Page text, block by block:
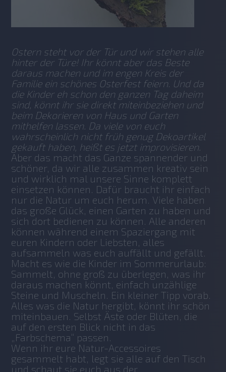
Ostern steht vor der Tür und wir stehen alle
hinter der Türe! Ihr könnt aber das Beste
daraus machen und im engen Kreis der
Familie ein schönes Osterfest feiern. Und da
die Kinder eh schon den ganzen Tag daheim
sind, könnt ihr sie direkt miteinbeziehen und
beim Dekorieren von Haus und Garten
mithelfen lassen. Da viele von euch
wahrscheinlich nicht früh genug Dekoartikel
gekauft haben, heißt es jetzt improvisieren.
Aber das macht das Ganze spannender und
schöner, da wir alle zusammen kreativ sein
und wirklich mal unsere Sinne komplett
einsetzen können. Dafür braucht ihr einfach
nur die Natur um euch herum. Viele haben
das große Glück, einen Garten zu haben und
sich dort bedienen zu können. Alle anderen
können während einem Spaziergang mit
euren Kindern oder Liebsten, alles
aufsammeln was euch auffällt und gefällt.
Macht es wie die Kinder im Sommerurlaub:
Sammelt, ohne groß zu überlegen, was ihr
daraus machen könnt, einfach unzählige
Steine und Muscheln. Ein kleiner Tipp vorab.
Alles was die Natur hergibt, könnt ihr schön
miteinbauen. Selbst Äste oder Blüten, die
auf den ersten Blick nicht in das
„Farbschema“ passen.
Wenn ihr eure Natur-Accessoires
gesammelt habt, legt sie alle auf den Tisch
und schaut sie euch aus der